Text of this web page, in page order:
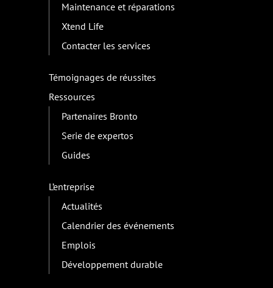
Maintenance et réparations
Xtend Life
Contacter les services
Témoignages de réussites
Ressources
Partenaires Bronto
Serie de expertos
Guides
L’entreprise
Actualités
Calendrier des événements
Emplois
Développement durable